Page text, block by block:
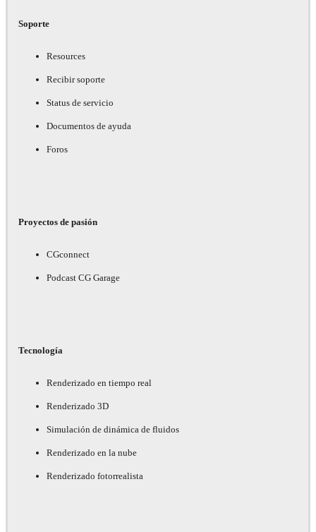
Soporte
Resources
Recibir soporte
Status de servicio
Documentos de ayuda
Foros
Proyectos de pasión
CGconnect
Podcast CG Garage
Tecnología
Renderizado en tiempo real
Renderizado 3D
Simulación de dinámica de fluidos
Renderizado en la nube
Renderizado fotorrealista